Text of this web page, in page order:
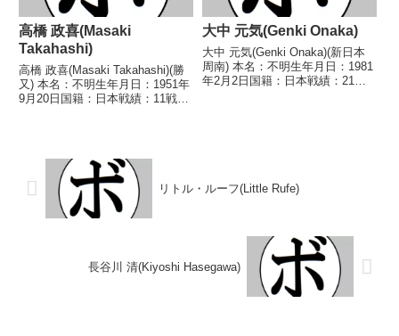
高橋 政喜(Masaki
Takahashi)
高橋 政喜(Masaki Takahashi)(勝
又) 本名：不明生年月日：1951年
9月20日国籍：日本戦績：11戦6
エ)1973/0...
大中 元気(Genki Onaka)
大中 元気(Genki Onaka)(新日本
周南) 本名：不明生年月日：1981
年2月2日国籍：日本戦績：21戦
リトル・ルーフ(Little Rufe)
長谷川 清(Kiyoshi Hasegawa)